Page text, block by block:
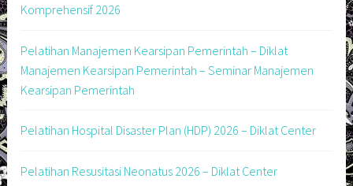
Komprehensif 2026
Pelatihan Manajemen Kearsipan Pemerintah – Diklat
Manajemen Kearsipan Pemerintah – Seminar Manajemen
Kearsipan Pemerintah
Pelatihan Hospital Disaster Plan (HDP) 2026 – Diklat Center
Pelatihan Resusitasi Neonatus 2026 – Diklat Center